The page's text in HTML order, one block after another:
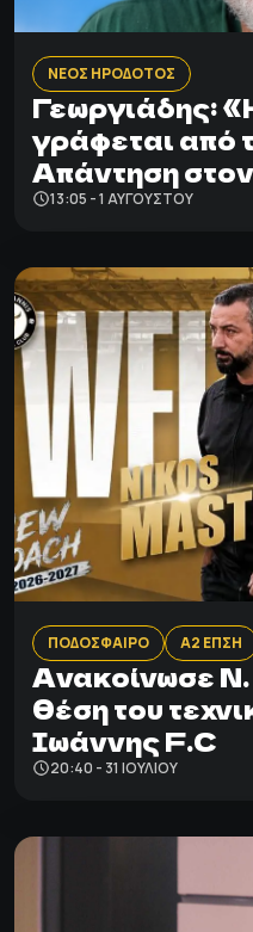
ΝΕΟΣ ΗΡΟΔΟΤΟΣ
Γεωργιάδης:
γράφεται από
Απάντηση
13:05 - 1 ΑΥΓΟΎΣΤΟΥ
ΠΟΔΟΣΦΑΙΡΟ Α2 ΕΠΣΗ
Ανακοίνωσε
θέση του
Ιωάννης F.C
20:40 - 31 ΙΟΥΛΊΟΥ